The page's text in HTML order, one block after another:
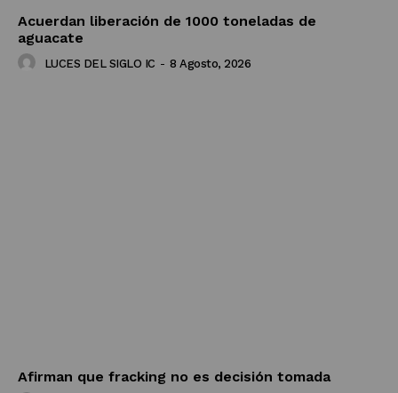
Acuerdan liberación de 1000 toneladas de
aguacate
LUCES DEL SIGLO IC - 8 Agosto, 2026
Afirman que fracking no es decisión tomada